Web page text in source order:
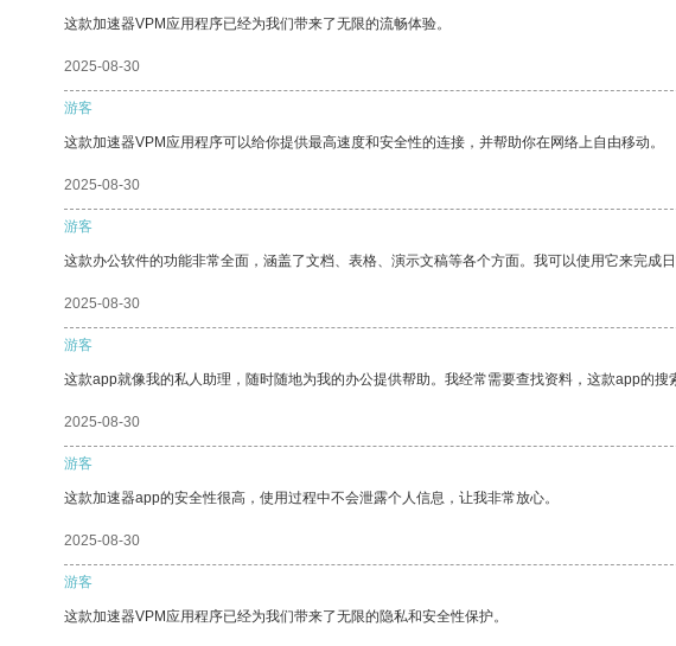
这款加速器VPM应用程序已经为我们带来了无限的流畅体验。
2025-08-30
游客
这款加速器VPM应用程序可以给你提供最高速度和安全性的连接，并帮助你在网络上自由移动。
2025-08-30
游客
这款办公软件的功能非常全面，涵盖了文档、表格、演示文稿等各个方面。我可以使用它来完成
2025-08-30
游客
这款app就像我的私人助理，随时随地为我的办公提供帮助。我经常需要查找资料，这款app的搜
2025-08-30
游客
这款加速器app的安全性很高，使用过程中不会泄露个人信息，让我非常放心。
2025-08-30
游客
这款加速器VPM应用程序已经为我们带来了无限的隐私和安全性保护。